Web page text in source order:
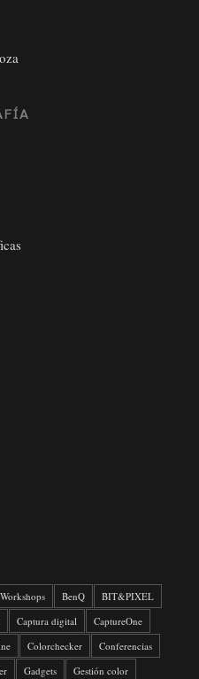
BenQ
BIT&PIXEL
Captura digital
CaptureOne
Colorchecker
Conferencias
Gadgets
Gestión color